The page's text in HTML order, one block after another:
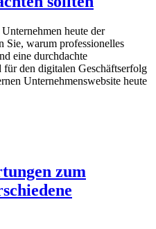
heute der
Sie, warum professionelles
eine durchdachte
den digitalen Geschäftserfolg
Unternehmenswebsite heute
zum